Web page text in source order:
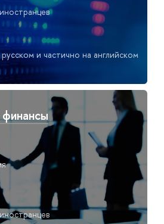
и частично на английском